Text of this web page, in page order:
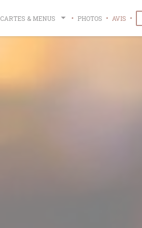
CARTES & MENUS PHOTOS AVIS